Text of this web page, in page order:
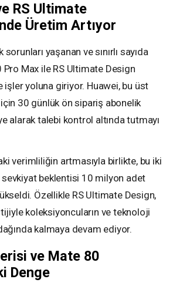
RS Ultimate
Üretim Artıyor
yaşanan ve sınırlı sayıda
Max ile RS Ultimate Design
işler yoluna giriyor. Huawei, bu üst
30 günlük ön sipariş abonelik
alarak talebi kontrol altında tutmayı
verimliliğin artmasıyla birlikte, bu iki
beklentisi 10 milyon adet
Özellikle RS Ultimate Design,
koleksiyoncuların ve teknoloji
kalmaya devam ediyor.
ve Mate 80
Denge